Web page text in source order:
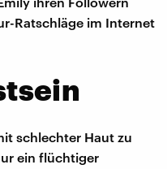
Ratschläge im Internet
schlechter Haut zu
ein flüchtiger